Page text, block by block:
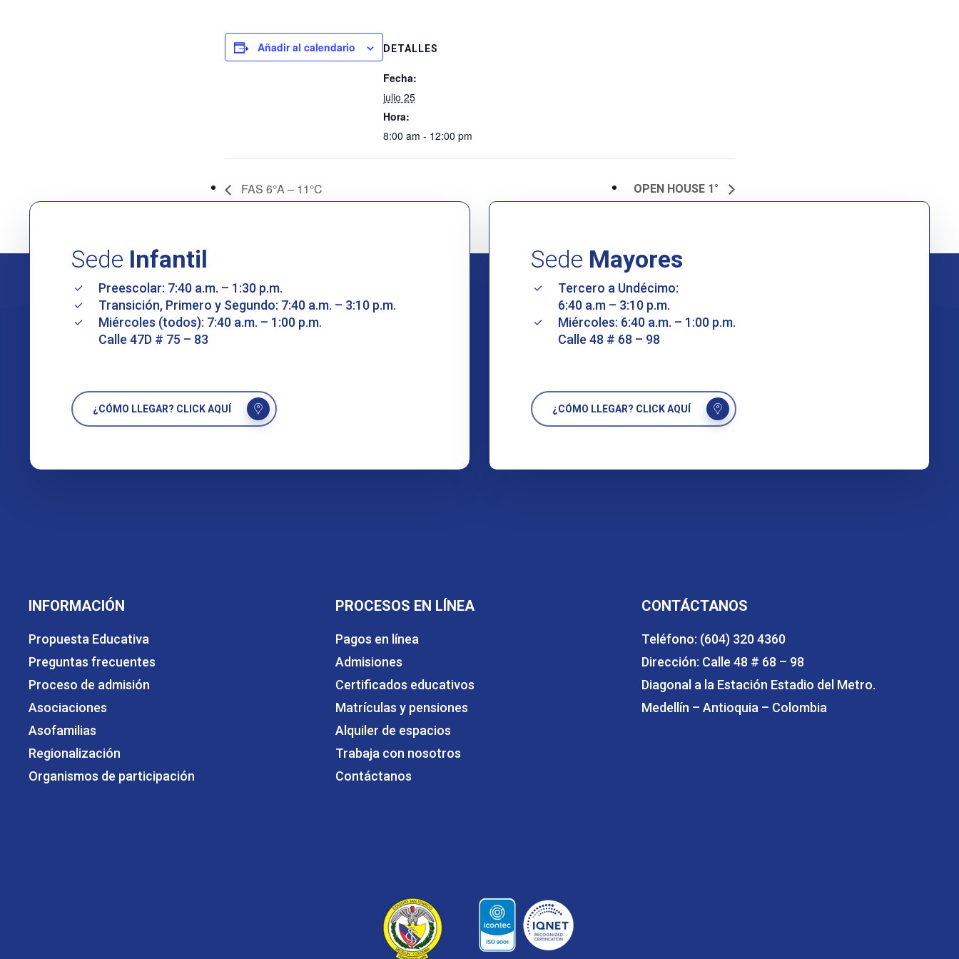
Añadir al calendario DETALLES
Fecha:
julio 25
Hora:
8:00 am - 12:00 pm
FAS 6°A – 11°C OPEN HOUSE 1°
Sede Infantil
Preescolar: 7:40 a.m. – 1:30 p.m.
Transición, Primero y Segundo: 7:40 a.m. – 3:10 p.m.
Miércoles (todos): 7:40 a.m. – 1:00 p.m.
Calle 47D # 75 – 83
¿CÓMO LLEGAR? CLICK AQUÍ
Sede Mayores
Tercero a Undécimo:
6:40 a.m – 3:10 p.m.
Miércoles: 6:40 a.m. – 1:00 p.m.
Calle 48 # 68 – 98
¿CÓMO LLEGAR? CLICK AQUÍ
INFORMACIÓN
Propuesta Educativa
Preguntas frecuentes
Proceso de admisión
Asociaciones
Asofamilias
Regionalización
Organismos de participación
PROCESOS EN LÍNEA
Pagos en línea
Admisiones
Certificados educativos
Matrículas y pensiones
Alquiler de espacios
Trabaja con nosotros
Contáctanos
CONTÁCTANOS
Teléfono: (604) 320 4360
Dirección: Calle 48 # 68 – 98
Diagonal a la Estación Estadio del Metro.
Medellín – Antioquia – Colombia